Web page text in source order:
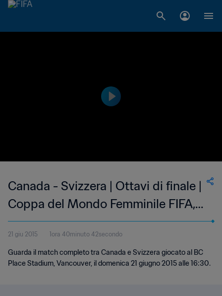
Canada - Svizzera | Ottavi di finale |
Coppa del Mondo Femminile FIFA,
Canada 2015 | Match completo
21 giu 2015 1ora 40minuto 42secondo
Guarda il match completo tra Canada e Svizzera giocato al BC
Place Stadium, Vancouver, il domenica 21 giugno 2015 alle 16:30.